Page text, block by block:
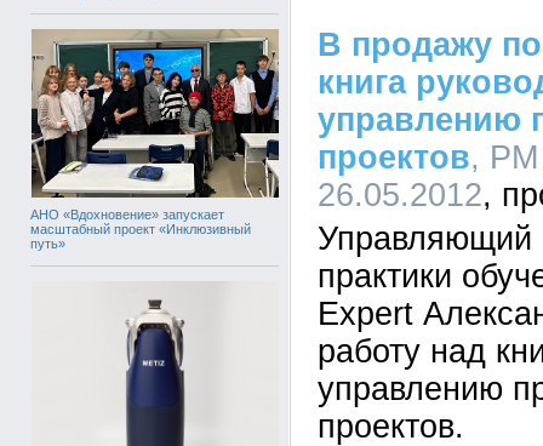
АНО «Вдохновение» запускает
масштабный проект «Инклюзивный
путь»
В продажу
книга
управлению
проектов,
26.05.2012
Управляющий
практики
Expert
работу над
управлению
проектов.